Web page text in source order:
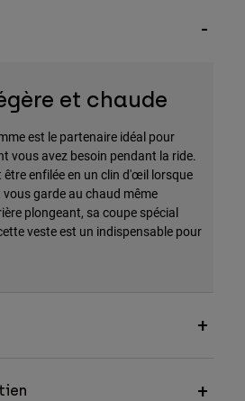
et chaude
est le partenaire idéal pour
vous avez besoin pendant la ride.
enfilée en un clin d'œil lorsque
garde au chaud même
plongeant, sa coupe spécial
veste est un indispensable pour